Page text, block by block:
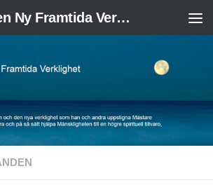
Välkomna till en Ny Framtida Verklighet